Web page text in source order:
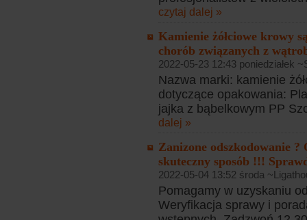
czytaj dalej »
Kamienie żółciowe krowy
chorób związanych z
2022-05-23 12:43 poniedziałek
Nazwa marki: kamienie
dotyczące opakowania:
jajka z bąbelkowym PP
dalej »
Zanizone odszkodowanie ?
skuteczny sposób !!!
2022-05-04 13:52 środa
Pomagamy w uzyskaniu
Weryfikacja sprawy i